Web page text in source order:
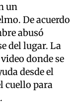
un
De acuerdo
abusó
del lugar. La
donde se
desde el
cuello para